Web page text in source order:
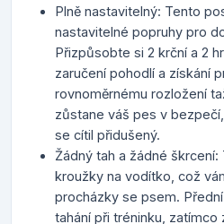
Plně nastavitelný: Tento
nastavitelné popruhy pro
Přizpůsobte si 2 krční a 2
zaručení pohodlí a získání
rovnoměrnému rozložení
zůstane váš pes v
se cítil přidušený.
Žádný tah a žádné
kroužky na vodítko, což
procházky se psem.
tahání při tréninku,